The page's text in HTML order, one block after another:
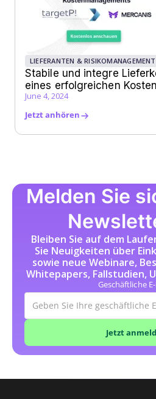
LIEFERANTEN & RISIKOMANAGEMENT
Stabile und integre
eines erfolgreichen
June 4, 2024
Jetzt anhören
Melden Sie
Bleiben Sie auf dem
Sie Neuigkeiten über
sowie neue Webinare,
Whitepapers, Fallstudien,
Geschäftliche